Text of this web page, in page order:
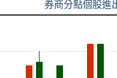
券商分點個股進